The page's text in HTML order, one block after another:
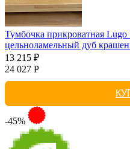
Тумбочка прикроватная Lugo
цельноламельный дуб
13 215 ₽
24 027 Р
-45%